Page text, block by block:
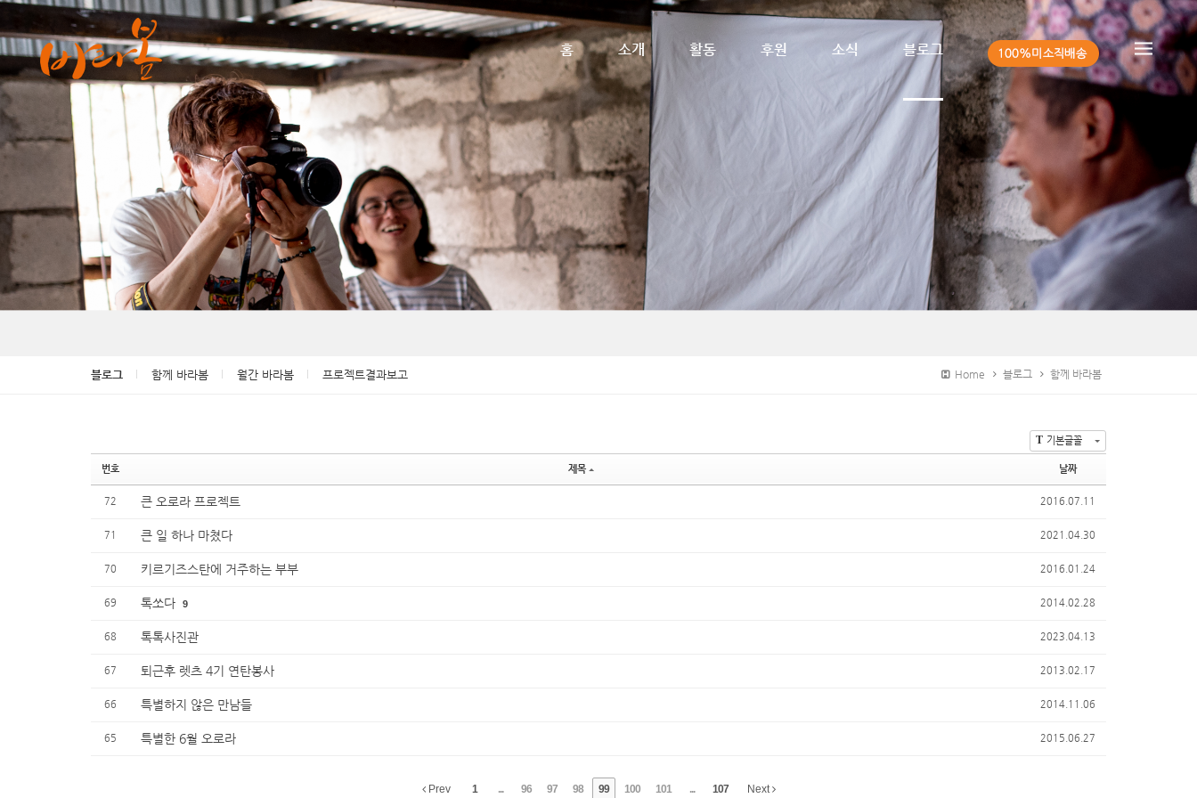
홈 소개 활동 후원 소식 블로그
블로그 함께 바라봄 월간 바라봄 프로젝트결과보고 Home 블로그 함께 바라봄
T 기본글꼴
번호 제목 날짜
72 큰 오로라 프로젝트 2016.07.11
71 큰 일 하나 마쳤다 2021.04.30
70 키르기즈스탄에 거주하는 부부 2016.01.24
69 톡쏘다 9 2014.02.28
68 톡톡사진관 2023.04.13
67 퇴근후 렛츠 4기 연탄봉사 2013.02.17
66 특별하지 않은 만남들 2014.11.06
65 특별한 6월 오로라 2015.06.27
Prev 1 ... 96 97 98 99 100 101 ... 107 Next